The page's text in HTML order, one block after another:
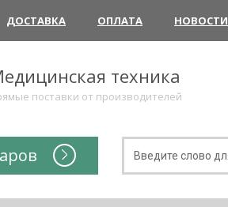
ДОСТАВКА ОПЛАТА НОВОСТИ
техника
поставки от производителей